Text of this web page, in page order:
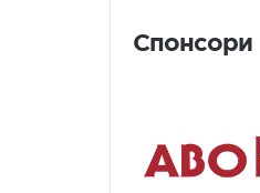
Спонсори